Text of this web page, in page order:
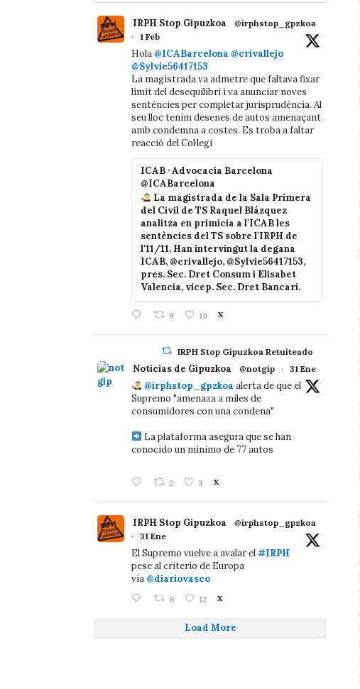
IRPH Stop Gipuzkoa
@irphstop_gpzkoa
·
1 Feb
Hola @ICABarcelona @crivallejo
@Sylvie56417153
La magistrada va admetre que faltava fixar
límit del desequilibri i va anunciar noves
sentències per completar jurisprudència. Al
seu lloc tenim desenes de autos amenaçant
amb condemna a costes. Es troba a faltar
reacció del Col·legi
ICAB · Advocacia Barcelona
@ICABarcelona
La magistrada de la Sala Primera
del Civil de TS Raquel Blázquez
analitza en primícia a l'ICAB les
sentències del TS sobre l'IRPH de
l'11/11. Han intervingut la degana
ICAB, @crivallejo, @Sylvie56417153,
pres. Sec. Dret Consum i Elisabet
Valencia, vicep. Sec. Dret Bancari.
8 19 X
IRPH Stop Gipuzkoa Retuiteado
Noticias de Gipuzkoa @notgip · 31 Ene
@irphstop_gpzkoa alerta de que el
Supremo "amenaza a miles de
consumidores con una condena"
La plataforma asegura que se han
conocido un mínimo de 77 autos
2 3 X
IRPH Stop Gipuzkoa
@irphstop_gpzkoa
·
31 Ene
El Supremo vuelve a avalar el#IRPH
pese al criterio de Europa
vía @diariovasco
8 12 X
Load More